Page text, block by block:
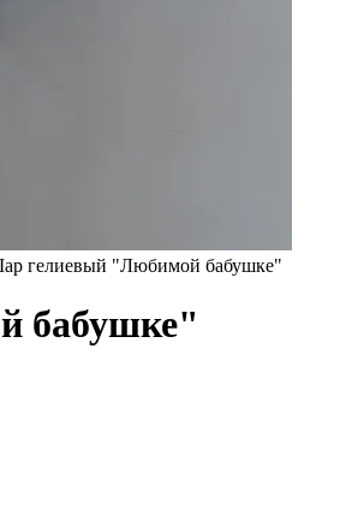
гелиевый "Любимой бабушке"
бабушке"